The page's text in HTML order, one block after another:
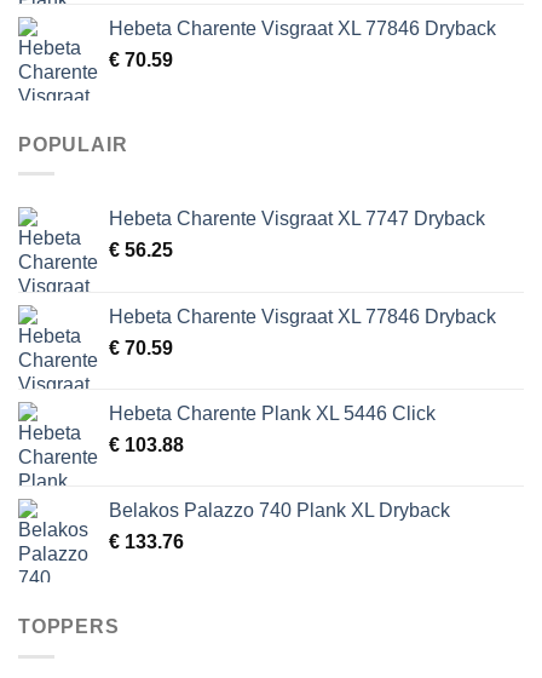
Hebeta Charente Visgraat XL 77846 Dryback
€ 70.59
POPULAIR
Hebeta Charente Visgraat XL 7747 Dryback
€ 56.25
Hebeta Charente Visgraat XL 77846 Dryback
€ 70.59
Hebeta Charente Plank XL 5446 Click
€ 103.88
Belakos Palazzo 740 Plank XL Dryback
€ 133.76
TOPPERS